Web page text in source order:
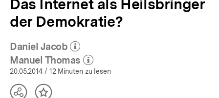
Das Internet als Heilsbringer
der Demokratie?
Daniel Jacob
(Mehr zum Autor)
öffnen
Manuel Thomas
(Mehr zum Autor)
öffnen
20.05.2014 / 12 Minuten zu lesen